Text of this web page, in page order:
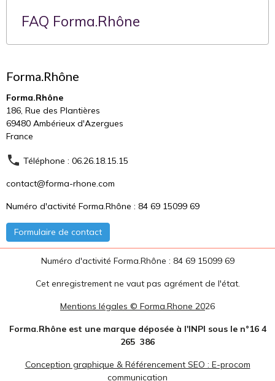
FAQ Forma.Rhône
Forma.Rhône
Forma.Rhône
186, Rue des Plantières
69480 Ambérieux d'Azergues
France
Téléphone : 06.26.18.15.15
contact@forma-rhone.com
Numéro d'activité Forma.Rhône : 84 69 15099 69
Formulaire de contact
Numéro d'activité Forma.Rhône : 84 69 15099 69
Cet enregistrement ne vaut pas agrément de l'état.
Mentions légales © Forma.Rhone 2026
Forma.Rhône est une marque déposée à l'INPI sous le n°16 4
265 386
Conception graphique & Référencement SEO : E-procom
communication